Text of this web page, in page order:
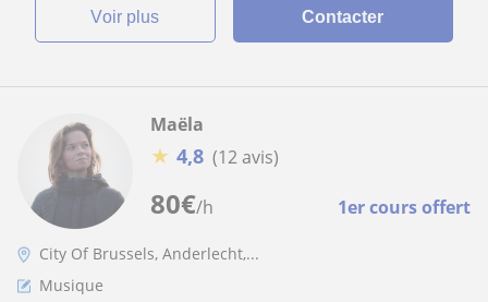
voir plus Contacter
80€/h 1er cours offert
Maëla
★ 4,8 (12 avis)
City Of Brussels, Anderlecht,...
Musique